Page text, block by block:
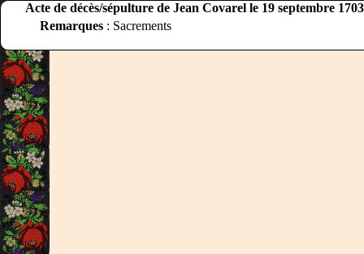
Acte de décès/sépulture de Jean Covarel le 19 septembre 1703
Remarques : Sacrements